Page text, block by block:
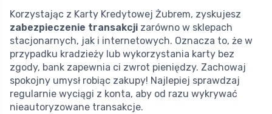
Korzystając z Karty Kredytowej Żubrem, zyskujesz
zabezpieczenie transakcji zarówno w sklepach
stacjonarnych, jak i internetowych. Oznacza to, że w
przypadku kradzieży lub wykorzystania karty bez
zgody, bank zapewnia ci zwrot pieniędzy. Zachowaj
spokojny umysł robiąc zakupy! Najlepiej sprawdzaj
regularnie wyciągi z konta, aby od razu wykrywać
nieautoryzowane transakcje.